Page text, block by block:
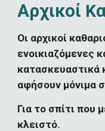
Αρχικοί Κ
Οι αρχικοί
ενοικιαζόμενες
κατασκευαστικά
αφήσουν μόνιμα
Για το σπίτι που
κλειστό.